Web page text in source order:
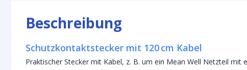
Beschreibung
Schutzkontaktstecker mit 120 cm Kabel
Praktischer Stecker mit Kabel, z. B. um ein Mean Well Netzteil mit